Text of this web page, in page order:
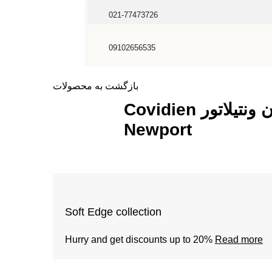
021-77473726
09102656535
بازگشت به محصولات
سنسور اکسیژن ونتیلاتور Covidien
Newport
Soft Edge collection
Hurry and get discounts up to 20% Read more